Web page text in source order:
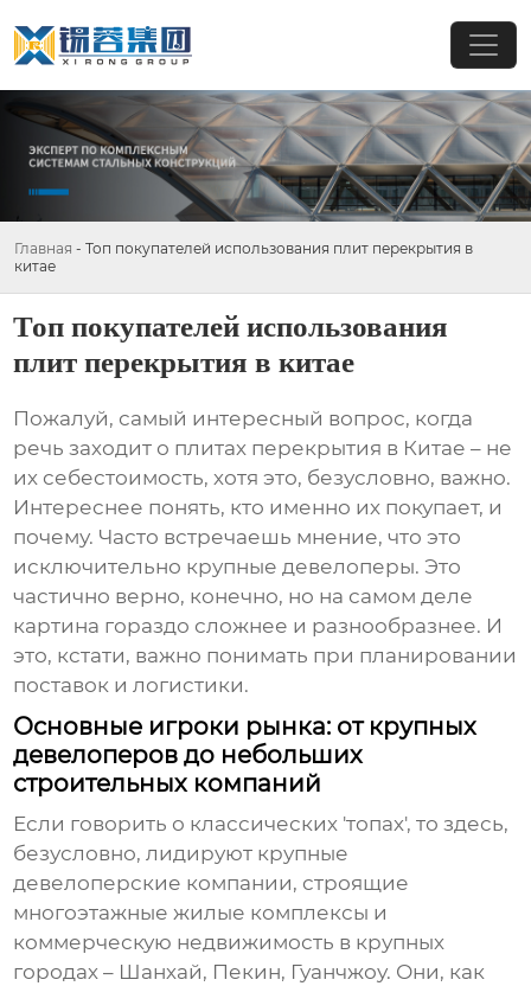
Главная - Топ покупателей использования плит перекрытия в
китае
Топ покупателей использования
плит перекрытия в китае
Пожалуй, самый интересный вопрос, когда
речь заходит о плитах перекрытия в Китае – не
их себестоимость, хотя это, безусловно, важно.
Интереснее понять, кто именно их покупает, и
почему. Часто встречаешь мнение, что это
исключительно крупные девелоперы. Это
частично верно, конечно, но на самом деле
картина гораздо сложнее и разнообразнее. И
это, кстати, важно понимать при планировании
поставок и логистики.
Основные игроки рынка: от крупных
девелоперов до небольших
строительных компаний
Если говорить о классических 'топах', то здесь,
безусловно, лидируют крупные
девелоперские компании, строящие
многоэтажные жилые комплексы и
коммерческую недвижимость в крупных
городах – Шанхай, Пекин, Гуанчжоу. Они, как